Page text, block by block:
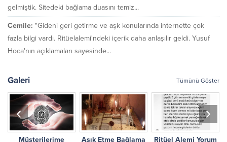
gelmiştik. Sitedeki bağlama duasını temiz...
Cemile: "Gideni geri getirme ve aşk konularında internette çok
fazla bilgi vardı. Ritüelalemi'ndeki içerik daha anlaşılır geldi. Yusuf
Hoca'nın açıklamaları sayesinde...
Galeri Tümünü Göster
Müşterilerime Aşık Etme Bağlama Ritüel Alemi Yorum